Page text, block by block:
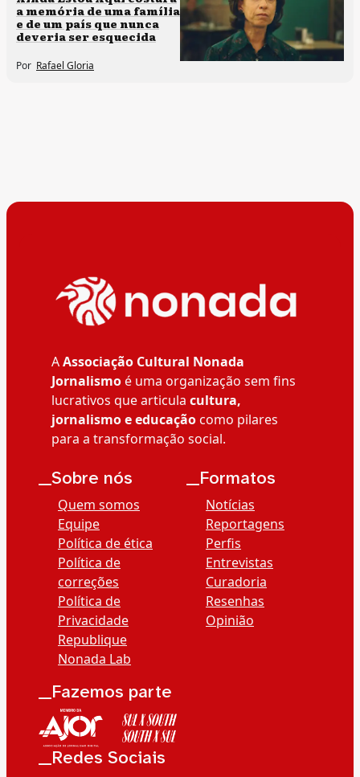
a memória de uma família
e de um país que nunca
deveria ser esquecida
Por Rafael Gloria
AAssociação Cultural Nonada
Jornalismoé uma organização sem fins
lucrativos que articula cultura,
jornalismo e educaçãocomo pilares
para a transformação social.
__Sobre nós
Quem somos
Equipe
Política de ética
Política de
correções
Política de
Privacidade
Republique
Nonada Lab
__Formatos
Notícias
Reportagens
Perfis
Entrevistas
Curadoria
Resenhas
Opinião
__Fazemos parte
__Redes Sociais